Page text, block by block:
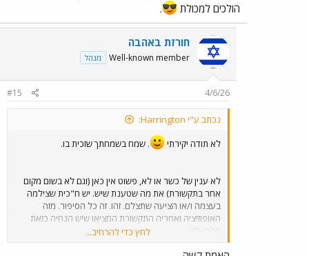
הולכים למכולת
.
חורזת באהבה
Well-known member מנהל
4/6/26
#15
נכתב ע"י Harrington:
לא תודה יקירתי
. שמח בשמחתך שזכית בו.
לא ענין של כשר או לא, פשוט אין כאן (וגם לא בשום מקום
אחר בתקשורת) את מה שטענת שיש. יש ח"כית שצילמה
בעצמה ו/או הציעה שתצלם. זהו. זה כל הסיפור. מזה
האופוזיציה ואחריה התקשורת המציאו שיש הנחיה כזאת
מלמעלה.
לחץ כדי להרחיב...